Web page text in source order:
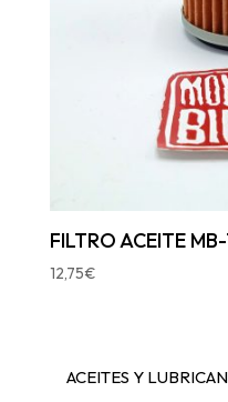
FILTRO ACEITE
12,75€
ACEITES Y